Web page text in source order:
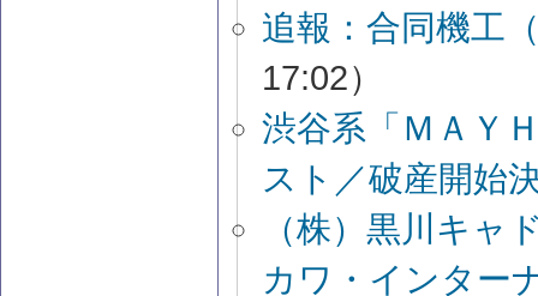
追報：合同機工
17:02）
渋谷系「ＭＡＹ
スト／破産開始
（株）黒川キャ
カワ・インター